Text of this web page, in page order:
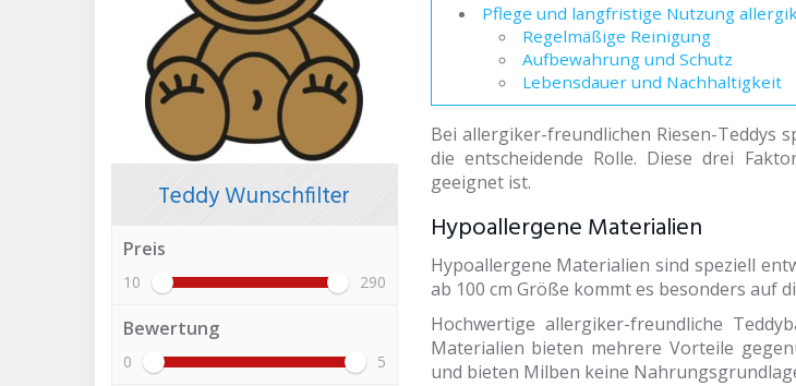
Pflege und langfristige Nutzung
Regelmäßige Reinigung
Aufbewahrung und Schutz
Lebensdauer und Nachhaltigkeit
Bei allergiker-freundlichen Riesen-Teddys
die entscheidende Rolle. Diese drei
geeignet ist.
Hypoallergene Materialien
Hypoallergene Materialien sind speziell
ab 100 cm Größe kommt es besonders auf
Hochwertige allergiker-freundliche
Materialien bieten mehrere Vorteile
und bieten Milben keine
Teddy Wunschfilter
Preis
10 290
Bewertung
0 5